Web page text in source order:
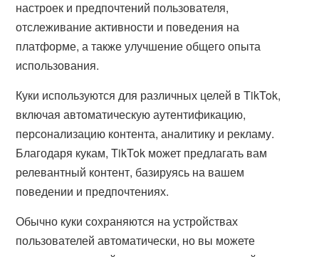
настроек и предпочтений пользователя,
отслеживание активности и поведения на
платформе, а также улучшение общего опыта
использования.
Куки используются для различных целей в TikTok,
включая автоматическую аутентификацию,
персонализацию контента, аналитику и рекламу.
Благодаря кукам, TikTok может предлагать вам
релевантный контент, базируясь на вашем
поведении и предпочтениях.
Обычно куки сохраняются на устройствах
пользователей автоматически, но вы можете